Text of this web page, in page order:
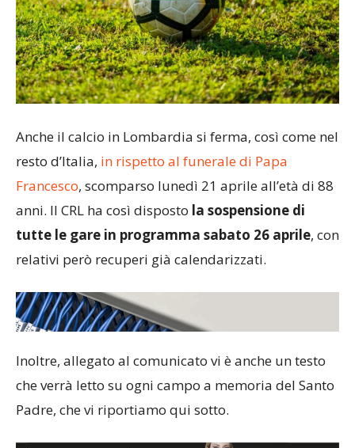
Anche il calcio in Lombardia si ferma, così come nel
resto d’Italia, in rispetto al funerale di Papa
Francesco, scomparso lunedì 21 aprile all’età di 88
anni. Il CRL ha così disposto la sospensione di
tutte le gare in programma sabato 26 aprile, con
relativi però recuperi già calendarizzati.
Inoltre, allegato al comunicato vi è anche un testo
che verrà letto su ogni campo a memoria del Santo
Padre, che vi riportiamo qui sotto.